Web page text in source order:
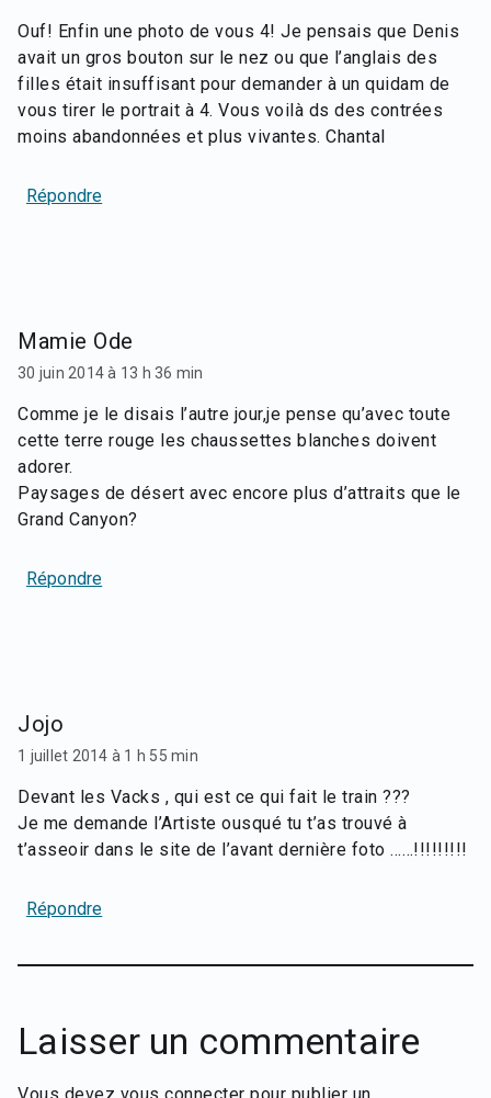
Ouf! Enfin une photo de vous 4! Je pensais que Denis
avait un gros bouton sur le nez ou que l’anglais des
filles était insuffisant pour demander à un quidam de
vous tirer le portrait à 4. Vous voilà ds des contrées
moins abandonnées et plus vivantes. Chantal
Répondre
Mamie Ode
30 juin 2014 à 13 h 36 min
Comme je le disais l’autre jour,je pense qu’avec toute
cette terre rouge les chaussettes blanches doivent
adorer.
Paysages de désert avec encore plus d’attraits que le
Grand Canyon?
Répondre
Jojo
1 juillet 2014 à 1 h 55 min
Devant les Vacks , qui est ce qui fait le train ???
Je me demande l’Artiste ousqué tu t’as trouvé à
t’asseoir dans le site de l’avant dernière foto ……!!!!!!!!!
Répondre
Laisser un commentaire
Vous devez vous connecter pour publier un